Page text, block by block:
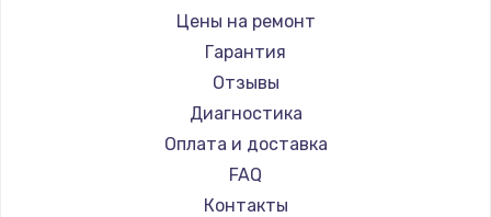
Ремонт ноутбуков iru
Ремонт ноутбуков Machenike
Ремонт ноутбуков DEXP
Ремонт ноутбуков Teclast
Ремонт ноутбуков CHUWI
Ремонт ноутбуков Colorful
Gigabyte
Aorus
Maibenben
Getac
Epson
Philips
LG
Цены на ремонт
Гарантия
Отзывы
Диагностика
Оплата и доставка
FAQ
Контакты